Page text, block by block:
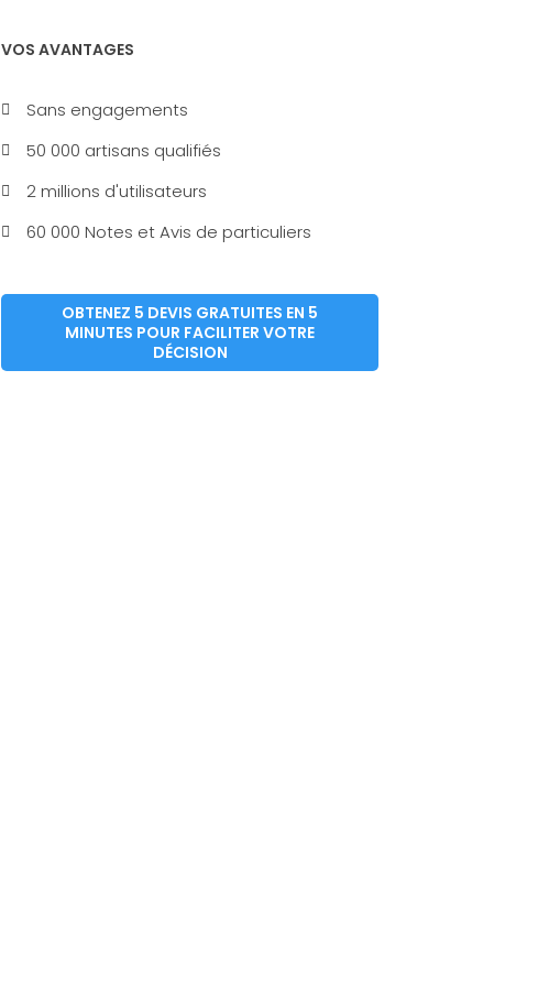
VOS AVANTAGES
Sans engagements
50 000 artisans qualifiés
2 millions d'utilisateurs
60 000 Notes et Avis de particuliers
OBTENEZ 5 DEVIS GRATUITES EN 5
MINUTES POUR FACILITER VOTRE
DÉCISION